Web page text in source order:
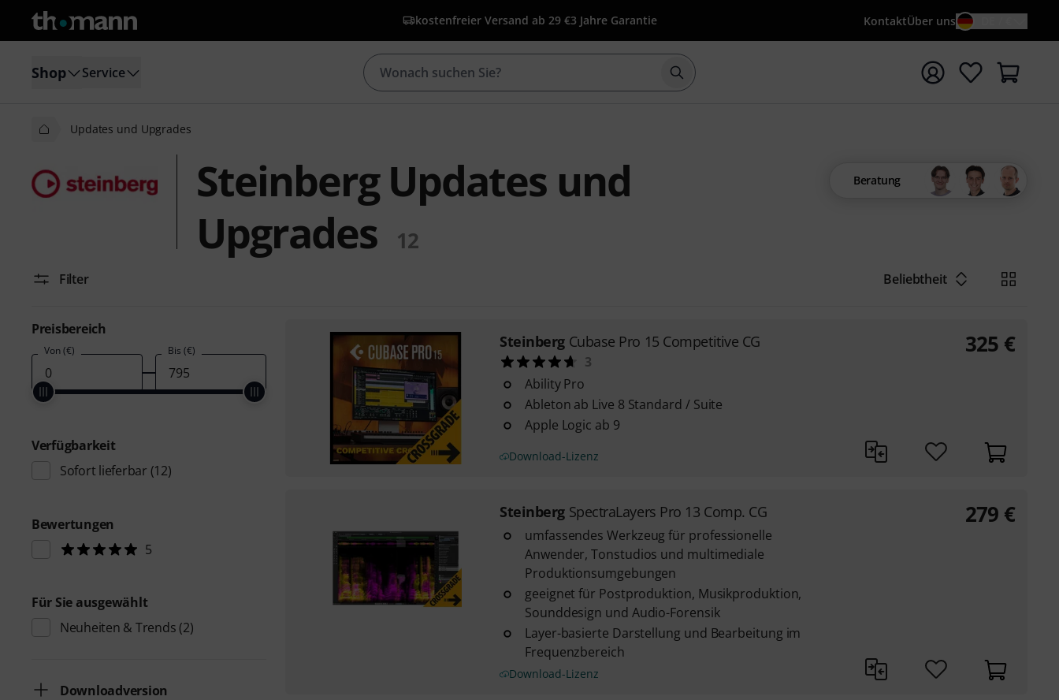
kostenfreier Versand ab 29 €3 Jahre Garantie KontaktÜber uns
Shop Service Suche mit Suchwort {searchTerm} starten
Updates und Upgrades
Steinberg Updates und
Upgrades
12
Beratung
Filter Beliebtheit
Preisbereich
Von (€) Bis (€)
Verfügbarkeit
Sofort lieferbar (12)
Bewertungen
5
Für Sie ausgewählt
Neuheiten & Trends (2)
Downloadversion
Steinberg Cubase Pro 15 Competitive CG
3
Ability Pro
Ableton ab Live 8 Standard / Suite
Apple Logic ab 9
Download-Lizenz
325 €
Steinberg SpectraLayers Pro 13 Comp. CG
umfassendes Werkzeug für professionelle
Anwender, Tonstudios und multimediale
Produktionsumgebungen
geeignet für Postproduktion, Musikproduktion,
Sounddesign und Audio-Forensik
Layer-basierte Darstellung und Bearbeitung im
Frequenzbereich
Download-Lizenz
279 €